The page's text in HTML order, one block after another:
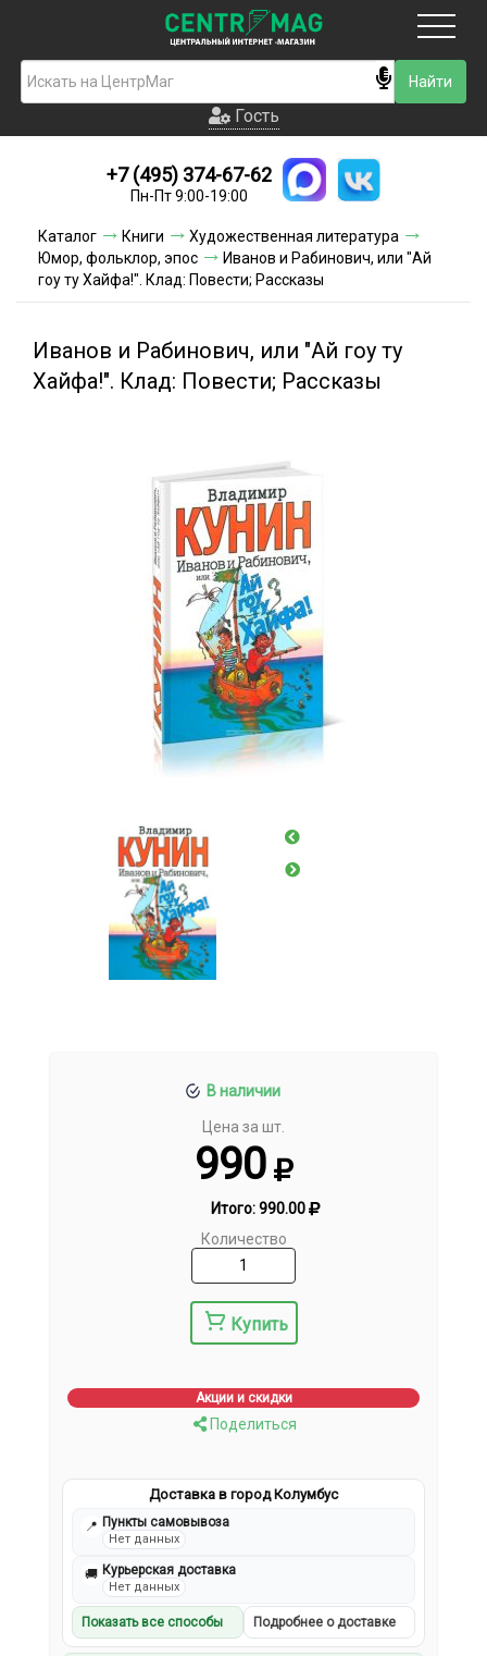
Гость
Новинки
Условия доставки
Условия оплаты
Акции и скидки
Гость
+7 (495) 374-67-62
Пн-Пт 9:00-19:00
Каталог Книги
Художественная литература
Юмор, фольклор, эпос
Иванов и Рабинович, или "Ай
гоу ту Хайфа!". Клад: Повести; Рассказы
Иванов и Рабинович, или "Ай гоу ту
Хайфа!". Клад: Повести; Рассказы
В наличии
Цена за шт.
990
Итого:990.00
Количество
Купить
Акции и скидки
Поделиться
Доставка в город Колумбус
📍 Пункты самовывоза
Нет данных
🚚 Курьерская доставка
Нет данных
Показать все способы Подробнее о доставке